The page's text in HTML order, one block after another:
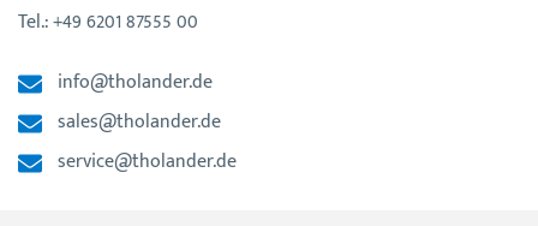
Tel.: +49 6201 87555 00
info@tholander.de
sales@tholander.de
service@tholander.de